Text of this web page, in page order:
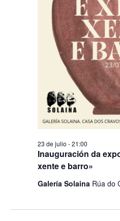
Inauguración da
xente e barro»
23 de julio - 21:00
Galería Solaina Rúa do